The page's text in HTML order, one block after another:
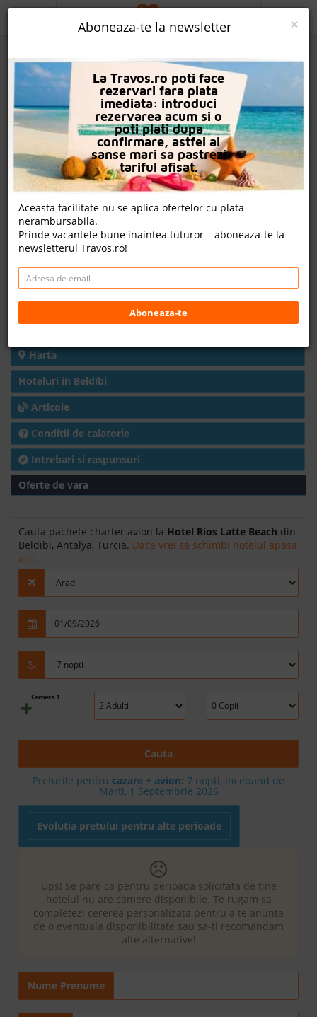
Hotel Rios Latte Beach
3 review-uri , nota Travos: 5.6
Beldibi, Antalya, Turcia
Distanta fata de plaja: 170m
Cazare
Charter avion
Detalii hotel
Harta
Hoteluri in Beldibi
Articole
Conditii de calatorie
Intrebari si raspunsuri
Oferte de vara
Cauta pachete charter avion la Hotel Rios Latte Beach din
Beldibi, Antalya, Turcia. Daca vrei sa schimbi hotelul apasa
aici.
Camera 1
Cauta
Preturile pentru cazare + avion: 7 nopti, incepand de
Marti, 1 Septembrie 2026
Evolutia pretului pentru alte perioade
Ups! Se pare ca pentru perioada solicitata de tine
hotelul nu are camere disponibile. Te rugam sa
completezi cererea personalizata pentru a te anunta
de o eventuala disponibilitate sau sa-ti recomandam
alte alternative!
Nume Prenume
PROMO
CAUTA REZERVARE
OFERTA PERSONALIZATA
DESPRE NOI
LOGIN
CAZARE
CHARTER AVION
CAZARE + AUTOCAR
CONTACT
+40 376 444 888
LEI
×
Aboneaza-te la newsletter
La Travos.ro poti face
rezervari fara plata
imediata: introduci
rezervarea acum si o
poti plati dupa
confirmare, astfel ai
sanse mari sa pastrezi
tariful afisat.
Aceasta facilitate nu se aplica ofertelor cu plata
nerambursabila.
Prinde vacantele bune inaintea tuturor – aboneaza-te la
newsletterul Travos.ro!
Aboneaza-te